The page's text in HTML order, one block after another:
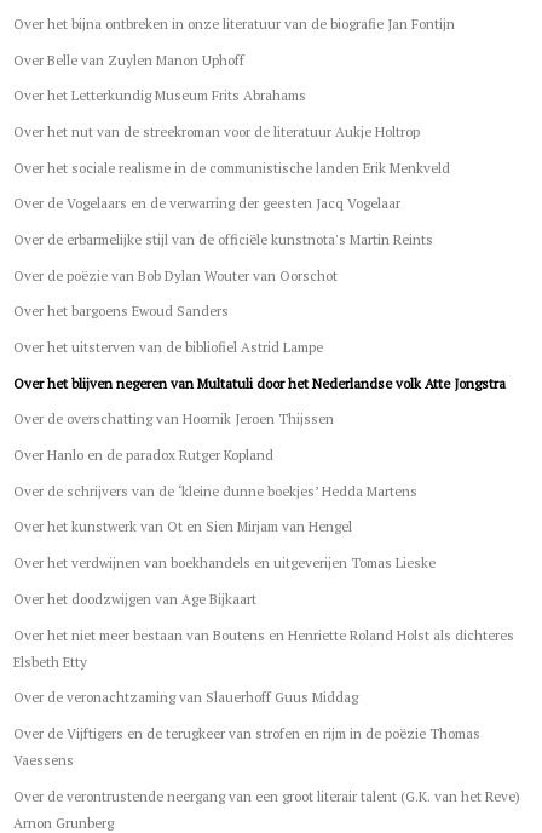
Over het bijna ontbreken in onze literatuur van de biografie Jan Fontijn
Over Belle van Zuylen Manon Uphoff
Over het Letterkundig Museum Frits Abrahams
Over het nut van de streekroman voor de literatuur Aukje Holtrop
Over het sociale realisme in de communistische landen Erik Menkveld
Over de Vogelaars en de verwarring der geesten Jacq Vogelaar
Over de erbarmelijke stijl van de officiële kunstnota's Martin Reints
Over de poëzie van Bob Dylan Wouter van Oorschot
Over het bargoens Ewoud Sanders
Over het uitsterven van de bibliofiel Astrid Lampe
Over het blijven negeren van Multatuli door het Nederlandse volk Atte Jongstra
Over de overschatting van Hoornik Jeroen Thijssen
Over Hanlo en de paradox Rutger Kopland
Over de schrijvers van de ‘kleine dunne boekjes’ Hedda Martens
Over het kunstwerk van Ot en Sien Mirjam van Hengel
Over het verdwijnen van boekhandels en uitgeverijen Tomas Lieske
Over het doodzwijgen van Age Bijkaart
Over het niet meer bestaan van Boutens en Henriette Roland Holst als dichteres
Elsbeth Etty
Over de veronachtzaming van Slauerhoff Guus Middag
Over de Vijftigers en de terugkeer van strofen en rijm in de poëzie Thomas
Vaessens
Over de verontrustende neergang van een groot literair talent (G.K. van het Reve)
Arnon Grunberg